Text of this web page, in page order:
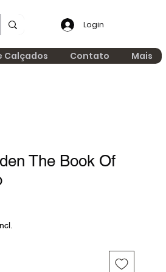
Login
Calçados Contato Mais
The Book Of